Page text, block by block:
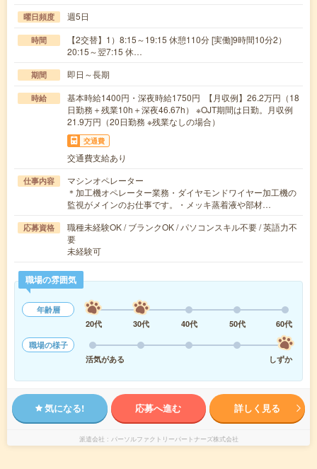
曜日頻度 週5日
時間
【2交替】1）8:15～19:15 休憩110分 [実働]9時間10分2）
20:15～翌7:15 休…
期間 即日～長期
時給
基本時給1400円・深夜時給1750円 【月収例】26.2万円（18
日勤務＋残業10h＋深夜46.67h） ※OJT期間は日勤。月収例
21.9万円（20日勤務 ※残業なしの場合）
交通費
交通費支給あり
仕事内容
マシンオペレーター
＊加工機オペレーター業務・ダイヤモンドワイヤー加工機の
監視がメインのお仕事です。・メッキ蒸着液や部材…
応募資格
職種未経験OK / ブランクOK / パソコンスキル不要 / 英語力不
要
未経験可
職場の雰囲気
年齢層
20代
30代 40代 50代
60代
職場の様子
活気がある
しずか
気になる! 応募へ進む 詳しく見る
派遣会社 パーソルファクトリーパートナーズ株式会社